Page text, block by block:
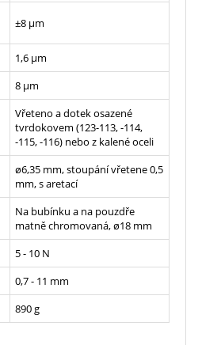
±8 µm
1,6 µm
8 µm
Vřeteno a dotek osazené
tvrdokovem (123-113, -114,
-115, -116) nebo z kalené oceli
ø6,35 mm, stoupání vřetene 0,5
mm, s aretací
Na bubínku a na pouzdře
matně chromovaná, ø18 mm
5 - 10 N
0,7 - 11 mm
890 g